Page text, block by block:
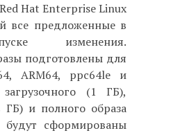
Hat Enterprise Linux
все предложенные в
изменения.
подготовлены для
ARM64, ppc64le и
(1 ГБ),
и полного образа
сформированы